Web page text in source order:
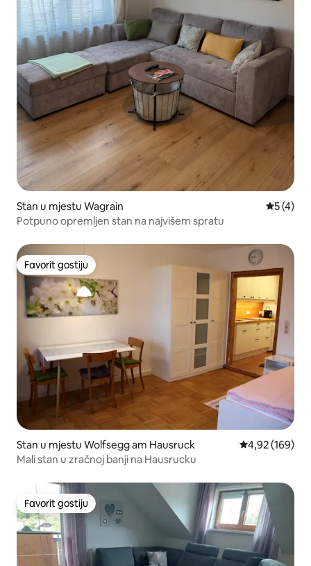
Stan u mjestu Wagrain
5 (4)
Potpuno opremljen stan na najvišem spratu
Favorit gostiju
Favorit gostiju
Stan u mjestu Wolfsegg am Hausruck Prosječna
4,92 (169)
Mali stan u zračnoj banji na Hausrucku
Favorit gostiju
Favorit gostiju